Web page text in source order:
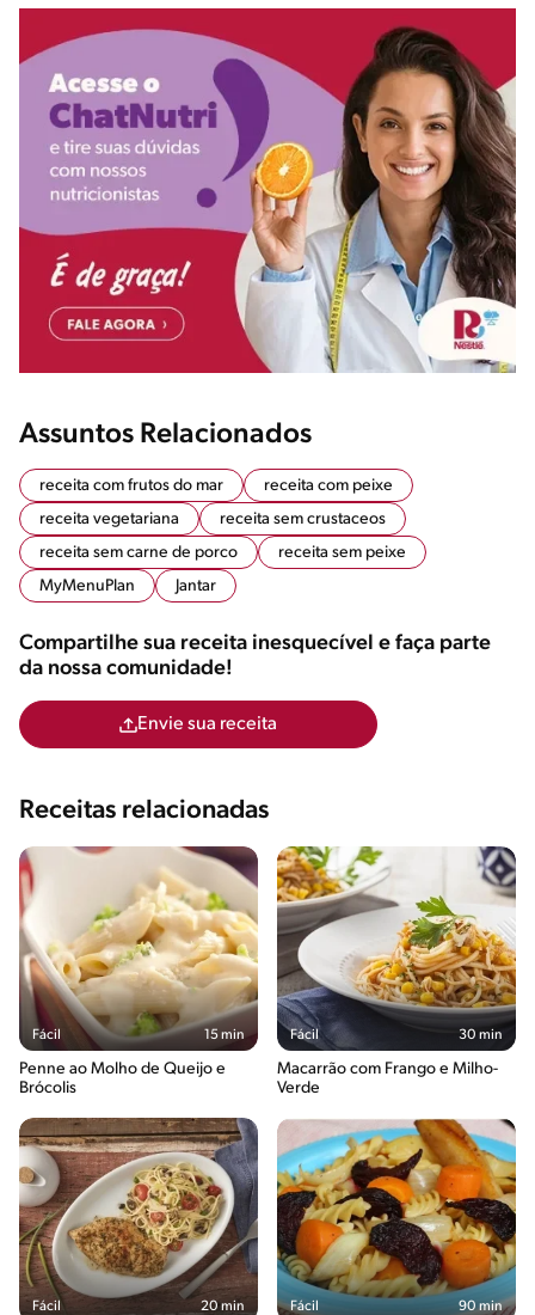
Assuntos Relacionados
receita com frutos do mar
receita com peixe
receita vegetariana
receita sem crustaceos
receita sem carne de porco
receita sem peixe
MyMenuPlan
Jantar
Compartilhe sua receita inesquecível e faça parte
da nossa comunidade!
Envie sua receita
Receitas relacionadas
Fácil 15 min
Penne ao Molho de Queijo e
Brócolis
Fácil 30 min
Macarrão com Frango e Milho-
Verde
Fácil 20 min Fácil 90 min